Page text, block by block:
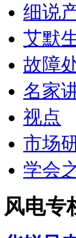
细说
艾默
故障
名家
视点
市场
学会
风电专